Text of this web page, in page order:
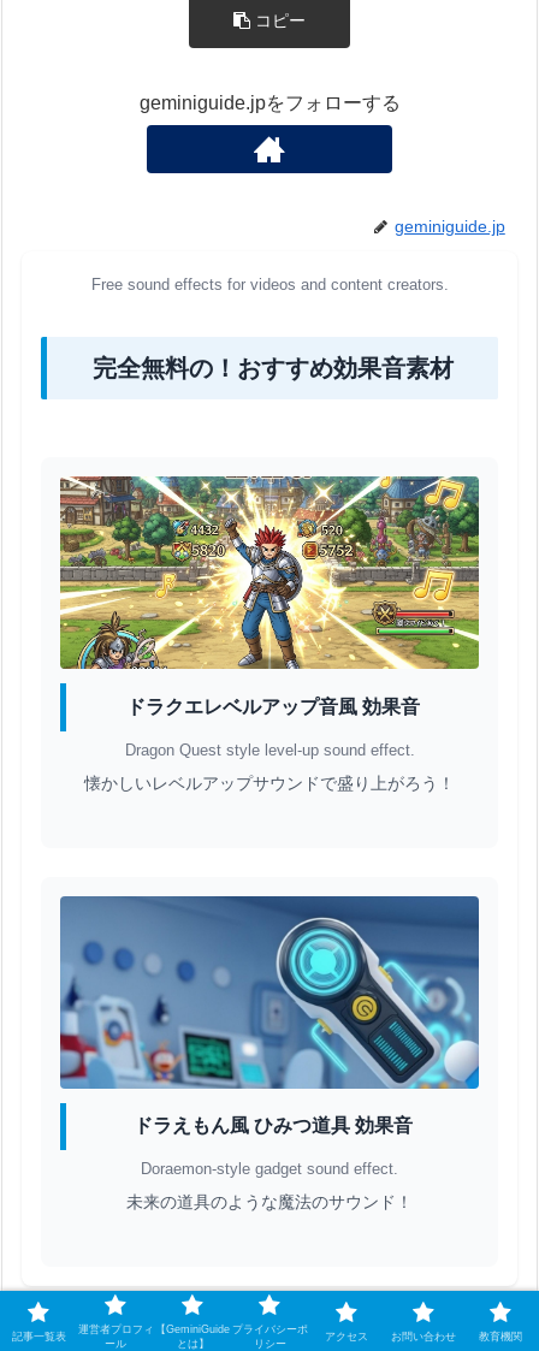
コピー
geminiguide.jpをフォローする
geminiguide.jp
Free sound effects for videos and content creators.
完全無料の！おすすめ効果音素材
ドラクエレベルアップ音風 効果音
Dragon Quest style level-up sound effect.
懐かしいレベルアップサウンドで盛り上がろう！
ドラえもん風 ひみつ道具 効果音
Doraemon-style gadget sound effect.
未来の道具のような魔法のサウンド！
記事一覧表
運営者プロフィ
ール
【GeminiGuide
とは】
プライバシーポ
リシー
アクセス お問い合わせ 教育機関